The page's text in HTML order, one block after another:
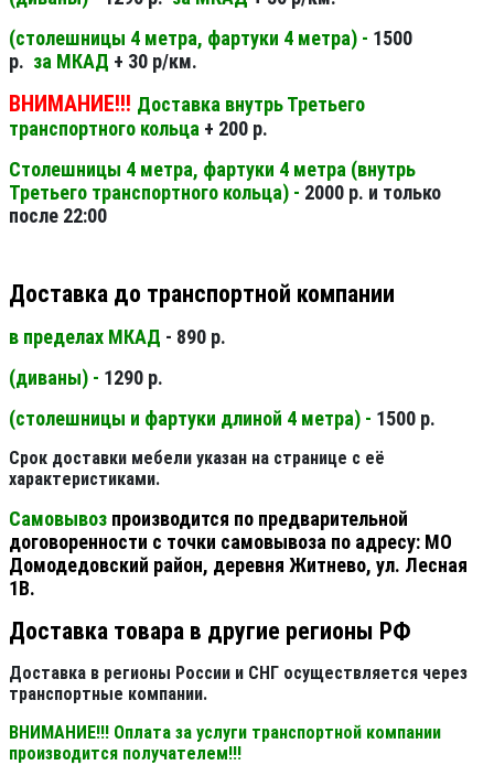
(столешницы 4 метра, фартуки 4 метра) - 1500
р. за МКАД + 30 р/км.
ВНИМАНИЕ!!! Доставка внутрь Третьего
транспортного кольца + 200 р.
Столешницы 4 метра, фартуки 4 метра (внутрь
Третьего транспортного кольца) - 2000 р. и только
после 22:00
Доставка до транспортной компании
в пределах МКАД - 890 р.
(диваны) - 1290 р.
(столешницы и фартуки длиной 4 метра) - 1500 р.
Срок доставки мебели указан на странице с её
характеристиками.
Самовывоз производится по предварительной
договоренности с точки самовывоза по адресу: МО
Домодедовский район, деревня Житнево, ул. Лесная
1В.
Доставка товара в другие регионы РФ
Доставка в регионы России и СНГ осуществляется через
транспортные компании.
ВНИМАНИЕ!!! Оплата за услуги транспортной компании
производится получателем!!!